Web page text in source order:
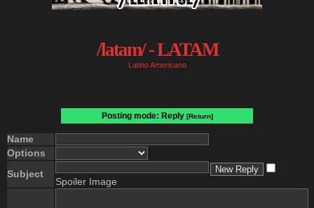
/latam/ - LATAM
Latino Americano
Posting mode: Reply [Return]
Name
Options
Subject
Spoiler Image